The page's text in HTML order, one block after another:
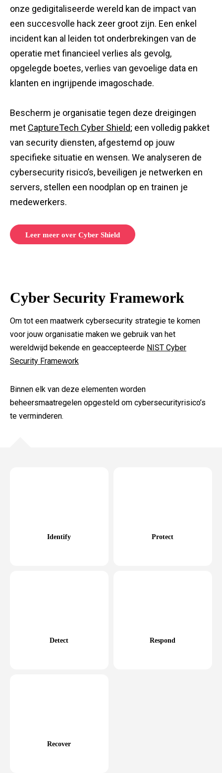
onze gedigitaliseerde wereld kan de impact van
een succesvolle hack zeer groot zijn. Een enkel
incident kan al leiden tot onderbrekingen van de
operatie met financieel verlies als gevolg,
opgelegde boetes, verlies van gevoelige data en
klanten en ingrijpende imagoschade.
Bescherm je organisatie tegen deze dreigingen
met CaptureTech Cyber Shield; een volledig pakket
van security diensten, afgestemd op jouw
specifieke situatie en wensen. We analyseren de
cybersecurity risico’s, beveiligen je netwerken en
servers, stellen een noodplan op en trainen je
medewerkers.
Leer meer over Cyber Shield
Cyber Security Framework
Om tot een maatwerk cybersecurity strategie te komen
voor jouw organisatie maken we gebruik van het
wereldwijd bekende en geaccepteerde NIST Cyber
Security Framework
Binnen elk van deze elementen worden
beheersmaatregelen opgesteld om cybersecurityrisico’s
te verminderen.
Identify Protect
Detect Respond
Recover